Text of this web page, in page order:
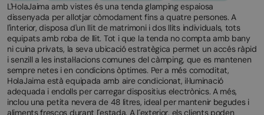
L'HolaJaima amb vistes és una tenda glamping espaiosa
dissenyada per allotjar còmodament fins a quatre persones. A
l'interior, disposa d'un llit de matrimoni i dos llits individuals, tots
equipats amb roba de llit. Tot i que la tenda no compta amb bany
ni cuina privats, la seva ubicació estratègica permet un accés ràpid
i senzill a les instal·lacions comunes del càmping, que es mantenen
sempre netes i en condicions òptimes. Per a més comoditat,
HolaJaima està equipada amb aire condicionat, il·luminació
adequada i endolls per carregar dispositius electrònics. A més,
inclou una petita nevera de 48 litres, ideal per mantenir begudes i
aliments frescos durant l´estada. A l´exterior, els clients poden